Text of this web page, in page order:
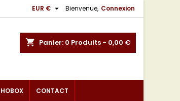
Bienvenue, Connexion
EUR € 
shopping_cart Panier: 0 Produits - 0,00 €
CONTACT